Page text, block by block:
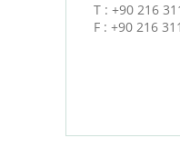
T : +90 216
F : +90 216